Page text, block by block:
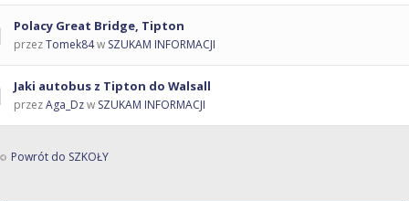
Polacy Great Bridge, Tipton
przezTomek84w SZUKAM INFORMACJI
Jaki autobus z Tipton do Walsall
przezAga_Dzw SZUKAM INFORMACJI
Powrót do SZKOŁY